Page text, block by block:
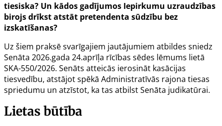
tiesiska? Un kādos gadījumos Iepirkumu uzraudzības
birojs drīkst atstāt pretendenta sūdzību bez
izskatīšanas?
Uz šiem praksē svarīgajiem jautājumiem atbildes sniedz
Senāta 2026.gada 24.aprīļa rīcības sēdes lēmums lietā
SKA-550/2026. Senāts atteicās ierosināt kasācijas
tiesvedību, atstājot spēkā Administratīvās rajona tiesas
spriedumu un atzīstot, ka tas atbilst Senāta judikatūrai.
Lietas būtība